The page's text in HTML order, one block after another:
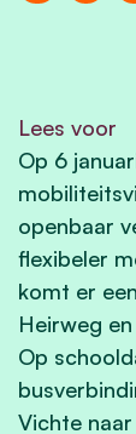
Lees voor
Op 6
openbaar
flexibeler
komt er
Heirweg
Op
Vichte